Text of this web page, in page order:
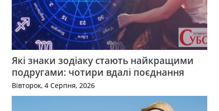
Які знаки зодіаку стають найкращими
подругами: чотири вдалі поєднання
Вівторок, 4 Серпня, 2026